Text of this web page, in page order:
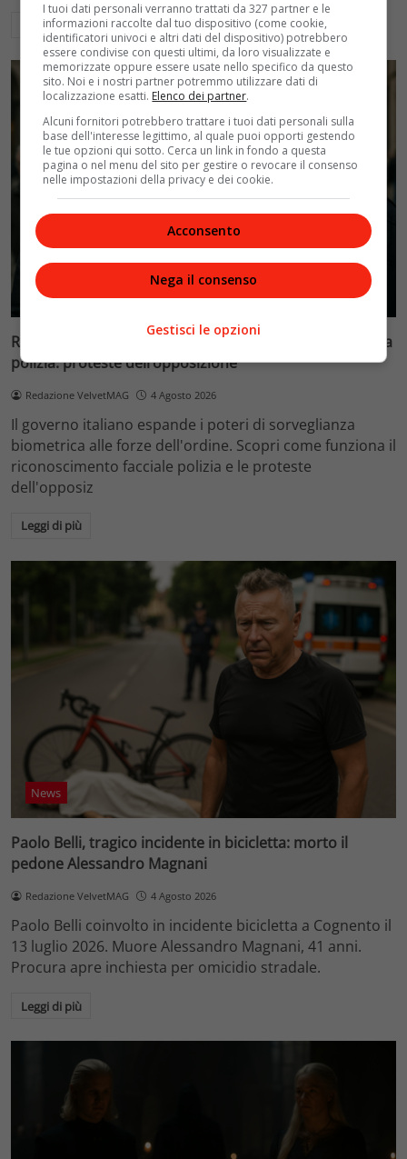
Leggi di più
Politica
Riconoscimento facciale, il governo accelera i poteri alla
polizia: proteste dell’opposizione
Redazione VelvetMAG 4 Agosto 2026
Il governo italiano espande i poteri di sorveglianza
biometrica alle forze dell'ordine. Scopri come funziona il
riconoscimento facciale polizia e le proteste
dell'opposiz
Leggi di più
News
Paolo Belli, tragico incidente in bicicletta: morto il
pedone Alessandro Magnani
Redazione VelvetMAG 4 Agosto 2026
Paolo Belli coinvolto in incidente bicicletta a Cognento il
13 luglio 2026. Muore Alessandro Magnani, 41 anni.
Procura apre inchiesta per omicidio stradale.
Leggi di più
I tuoi dati personali verranno trattati da 327 partner e le
informazioni raccolte dal tuo dispositivo (come cookie,
identificatori univoci e altri dati del dispositivo) potrebbero
essere condivise con questi ultimi, da loro visualizzate e
memorizzate oppure essere usate nello specifico da questo
sito. Noi e i nostri partner potremmo utilizzare dati di
localizzazione esatti. Elenco dei partner.
Alcuni fornitori potrebbero trattare i tuoi dati personali sulla
base dell'interesse legittimo, al quale puoi opporti gestendo
le tue opzioni qui sotto. Cerca un link in fondo a questa
pagina o nel menu del sito per gestire o revocare il consenso
nelle impostazioni della privacy e dei cookie.
Acconsento
Nega il consenso
Gestisci le opzioni